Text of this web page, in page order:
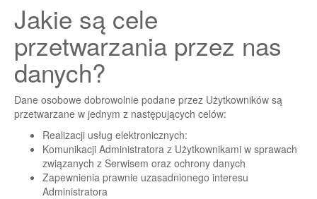
Jakie są cele
przetwarzania przez nas
danych?
Dane osobowe dobrowolnie podane przez Użytkowników są
przetwarzane w jednym z następujących celów:
Realizacji usług elektronicznych:
Komunikacji Administratora z Użytkownikami w sprawach
związanych z Serwisem oraz ochrony danych
Zapewnienia prawnie uzasadnionego interesu
Administratora